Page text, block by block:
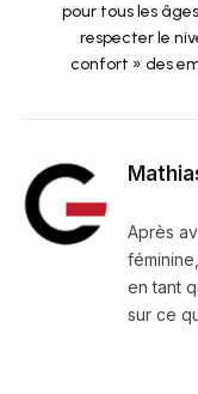
pour tous les
respecter le
confort » des
Après
en tant
sur ce